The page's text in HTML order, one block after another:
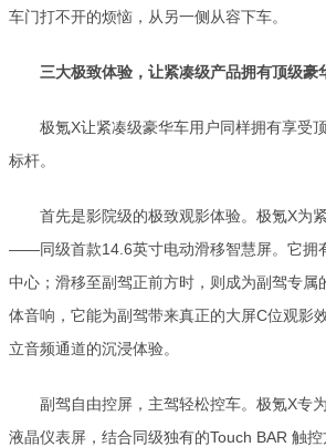
车门打不开的烦恼，从另一侧从容下车。
三大极致体验，让紧凑级产品拥有顶级豪
极氪X让紧凑级豪华车用户同样拥有享受
标杆。
首先是影院级的极致观影体验。极氪X为
——同级首款14.6英寸电动滑移智慧屏。它拥
中心；滑移至副驾正前方时，则成为副驾专
体音响，它能为副驾带来真正的大屏C位观影
立音频通道的沉浸体验。
副驾自由控屏，主驾轻松控车。极氪X专
液晶仪表屏，结合同级独有的Touch BAR 触